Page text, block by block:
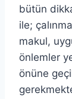
bütün
ile;
makul,
önlemler
önüne